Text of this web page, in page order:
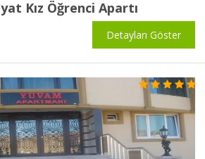
Kız Öğrenci Apartı
Detayları Göster